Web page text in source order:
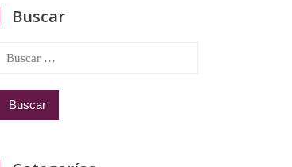
Buscar
Buscar: